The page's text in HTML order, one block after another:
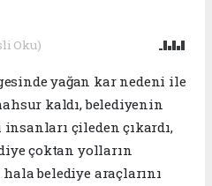
Oku)
yağan kar nedeni ile
kaldı, belediyenin
çileden çıkardı,
çoktan yolların
belediye araçlarını